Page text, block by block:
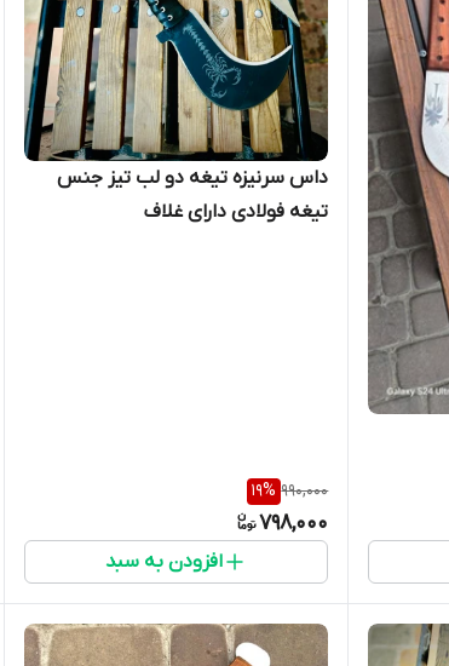
داس سرنیزه تیغه دو لب تیز جنس
تیغه فولادی دارای غلاف
990,000
19%
798,000
افزودن به سبد